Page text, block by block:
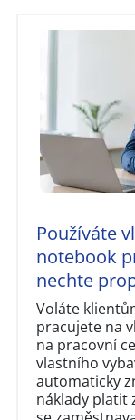
Používáte
notebook
nechte
Voláte
pracujete na
na pracovní
vlastního
automaticky
náklady platit